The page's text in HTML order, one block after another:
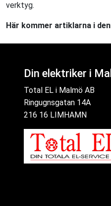
verktyg.
Här kommer artiklarna i
Din elektriker i
Total EL i Malmö AB
Ringugnsgatan 14A
216 16 LIMHAMN